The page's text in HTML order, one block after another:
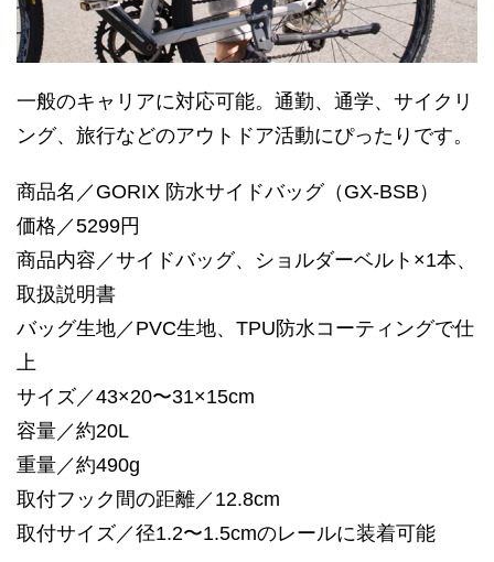
一般のキャリアに対応可能。通勤、通学、サイクリ
ング、旅行などのアウトドア活動にぴったりです。
商品名／GORIX 防水サイドバッグ（GX-BSB）
価格／5299円
商品内容／サイドバッグ、ショルダーベルト×1本、
取扱説明書
バッグ生地／PVC生地、TPU防水コーティングで仕
上
サイズ／43×20〜31×15cm
容量／約20L
重量／約490g
取付フック間の距離／12.8cm
取付サイズ／径1.2〜1.5cmのレールに装着可能